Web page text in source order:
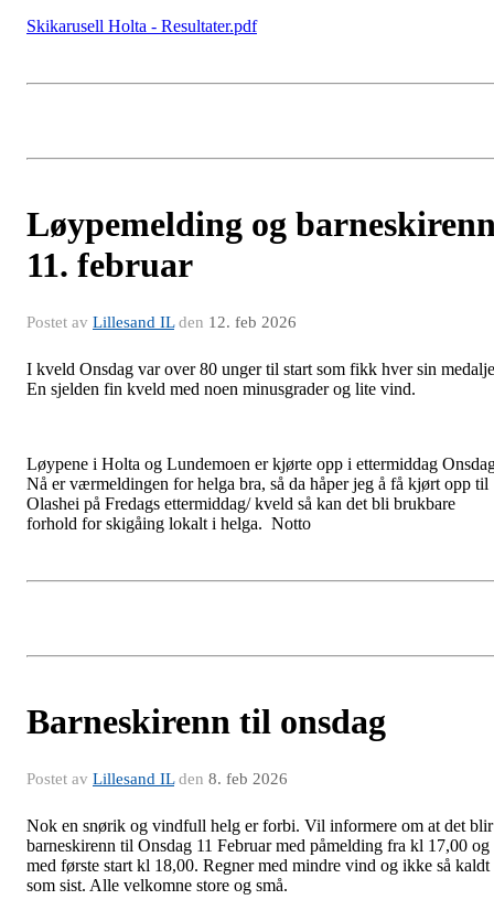
Skikarusell Holta - Resultater.pdf
Løypemelding og
11. februar
Postet av Lillesand ILden 12. feb 2026
I kveld Onsdag var over 80 unger til start som fikk hver sin
En sjelden fin kveld med noen minusgrader og lite vind.
Løypene i Holta og Lundemoen er kjørte opp i ettermiddag
Nå er værmeldingen for helga bra, så da håper jeg å få kjørt opp til
Olashei på Fredags ettermiddag/ kveld så kan det bli brukbare
forhold for skigåing lokalt i helga. Notto
Barneskirenn til onsdag
Postet av Lillesand ILden 8. feb 2026
Nok en snørik og vindfull helg er forbi. Vil informere om at det blir
barneskirenn til Onsdag 11 Februar med påmelding fra kl 17,00 og
med første start kl 18,00. Regner med mindre vind og ikke så kaldt
som sist. Alle velkomne store og små.